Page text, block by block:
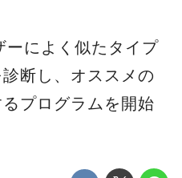
によく似たタイプ
断し、オススメの
プログラムを開始